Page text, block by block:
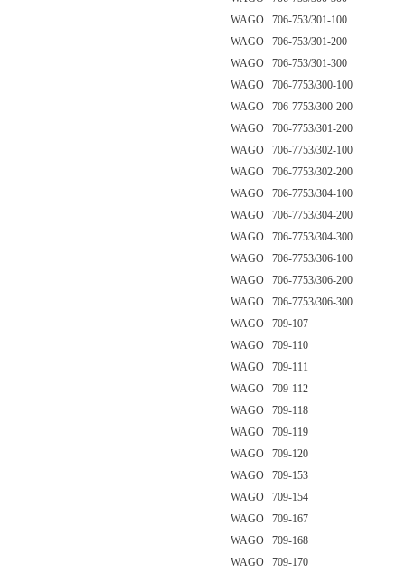
WAGO 706-753/301-100
WAGO 706-753/301-200
WAGO 706-753/301-300
WAGO 706-7753/300-100
WAGO 706-7753/300-200
WAGO 706-7753/301-200
WAGO 706-7753/302-100
WAGO 706-7753/302-200
WAGO 706-7753/304-100
WAGO 706-7753/304-200
WAGO 706-7753/304-300
WAGO 706-7753/306-100
WAGO 706-7753/306-200
WAGO 706-7753/306-300
WAGO 709-107
WAGO 709-110
WAGO 709-111
WAGO 709-112
WAGO 709-118
WAGO 709-119
WAGO 709-120
WAGO 709-153
WAGO 709-154
WAGO 709-167
WAGO 709-168
WAGO 709-170